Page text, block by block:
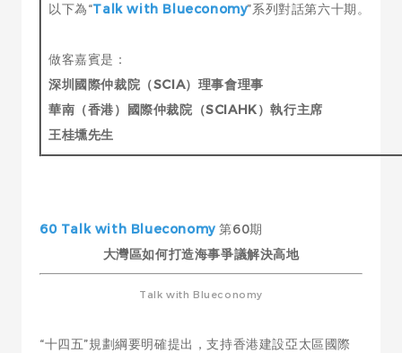
以下為“Talk with Blueconomy”系列對話第六十期。
做客嘉賓是：
深圳國際仲裁院（SCIA）理事會理事
華南（香港）國際仲裁院（SCIAHK）執行主席
王桂壎先生
60 Talk with Blueconomy第60期
大灣區如何打造海事爭議解決高地
Talk with Blueconomy
“十四五”規劃綱要明確提出，支持香港建設亞太區國際